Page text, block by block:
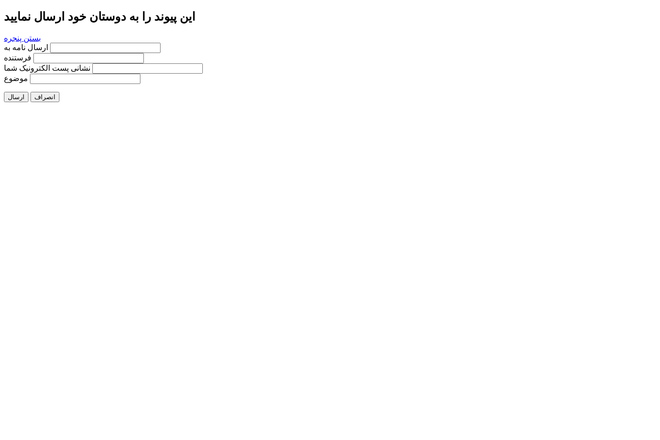
این پیوند را به دوستان خود ارسال نمایید
بستن پنجره
فرستنده
نشانی پست الکترونیک شما
موضوع
ارسال انصراف